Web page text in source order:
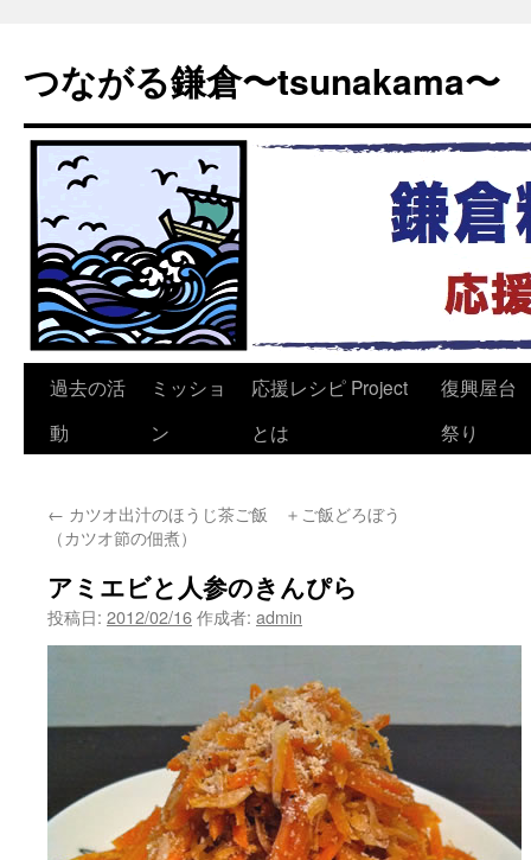
つながる鎌倉〜tsunakama〜
コ
ン
ン
へ
過去の活
動
ミッショ
ン
応援レシピ Project
とは
復興屋台
祭り
← カツオ出汁のほうじ茶ご飯 ＋ご飯どろぼう
（カツオ節の佃煮）
アミエビと人参のきんぴら
投稿日: 2012/02/16作成者: admin